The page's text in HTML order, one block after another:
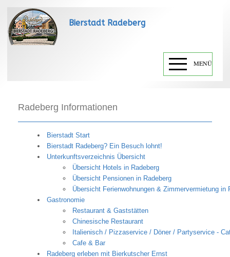
Bierstadt Radeberg
MENÜ
Radeberg Informationen
Bierstadt Start
Bierstadt Radeberg? Ein Besuch lohnt!
Unterkunftsverzeichnis Übersicht
Übersicht Hotels in Radeberg
Übersicht Pensionen in Radeberg
Übersicht Ferienwohnungen & Zimmervermietung in
Gastronomie
Restaurant & Gaststätten
Chinesische Restaurant
Italienisch / Pizzaservice / Döner / Partyservice -
Cafe & Bar
Radeberg erleben mit Bierkutscher Ernst